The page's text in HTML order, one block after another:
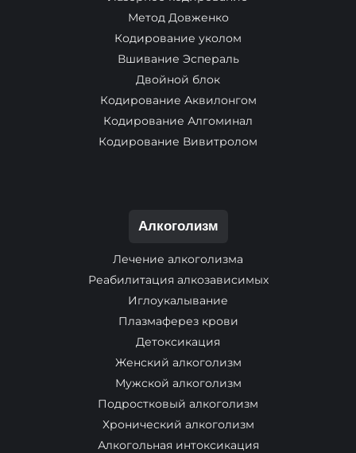
Метод Довженко
Кодирование уколом
Вшивание Эспераль
Двойной блок
Кодирование Аквилонгом
Кодирование Алгоминал
Кодирование Вивитролом
Алкоголизм
Лечение алкоголизма
Реабилитация алкозависимых
Иглоукалывание
Плазмаферез крови
Детоксикация
Женский алкоголизм
Мужской алкоголизм
Подростковый алкоголизм
Хронический алкоголизм
Алкогольная интоксикация